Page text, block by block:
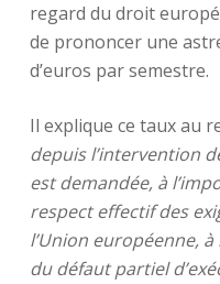
regard du droit
de prononcer une
d’euros par semestre.
Il explique ce taux au
depuis l’intervention
est demandée, à
respect effectif des
l’Union européenne,
du défaut partiel